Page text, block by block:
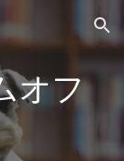
Skip to navigation
オフ